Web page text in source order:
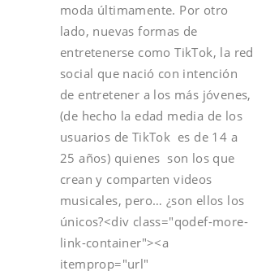
moda últimamente. Por otro
lado, nuevas formas de
entretenerse como TikTok, la red
social que nació con intención
de entretener a los más jóvenes,
(de hecho la edad media de los
usuarios de TikTok es de 14 a
25 años) quienes son los que
crean y comparten videos
musicales, pero… ¿son ellos los
únicos?<div class="qodef-more-
link-container"><a
itemprop="url"